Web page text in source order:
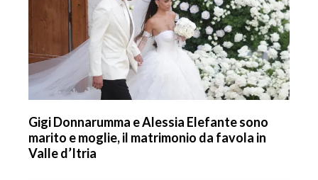
Gigi Donnarumma e Alessia Elefante sono
marito e moglie, il matrimonio da favola in
Valle d’Itria